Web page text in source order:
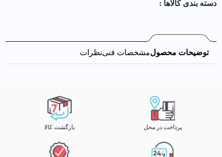
دسته بندی کالا‌ها :
توضیحات محصولمشخصات فنینظرات
پرداخت در محل بازگشت کالا